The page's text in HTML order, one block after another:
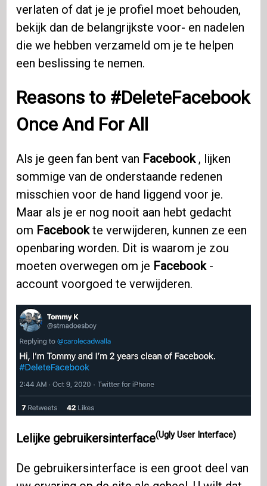
verlaten of dat je je profiel moet behouden,
bekijk dan de belangrijkste voor- en nadelen
die we hebben verzameld om je te helpen
een beslissing te nemen.
Reasons to #DeleteFacebook
Once And For All
Als je geen fan bent van Facebook, lijken
sommige van de onderstaande redenen
misschien voor de hand liggend voor je.
Maar als je er nog nooit aan hebt gedacht
om Facebookte verwijderen, kunnen ze een
openbaring worden. Dit is waarom je zou
moeten overwegen om je Facebook-
account voorgoed te verwijderen.
Lelijke gebruikersinterface(Ugly User Interface)
De gebruikersinterface is een groot deel van